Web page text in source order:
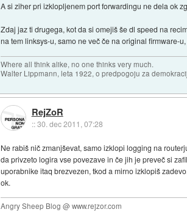
A si ziher pri izklopljenem port forwardingu ne dela ok
Zdaj jaz ti drugega, kot da si omejiš še dl speed na
na tem linksys-u, samo ne več če na original firmware-
Where all think alike, no one thinks very much.
Walter Lippmann, leta 1922, o predpogoju za
RejZoR
::30. dec 2011, 07:28
Ne rabiš nič zmanjševat, samo izklopi logging na
da privzeto logira vse povezave in če jih je preveč si
uporabnike itaq brezvezen, tkod a mirno izklopiš
ok.
Angry Sheep Blog @ www.rejzor.com